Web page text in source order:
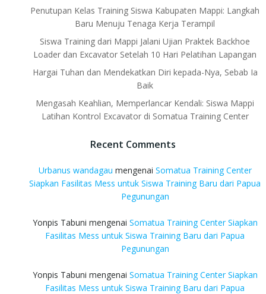
Penutupan Kelas Training Siswa Kabupaten Mappi: Langkah
Baru Menuju Tenaga Kerja Terampil
Siswa Training dari Mappi Jalani Ujian Praktek Backhoe
Loader dan Excavator Setelah 10 Hari Pelatihan Lapangan
Hargai Tuhan dan Mendekatkan Diri kepada-Nya, Sebab Ia
Baik
Mengasah Keahlian, Memperlancar Kendali: Siswa Mappi
Latihan Kontrol Excavator di Somatua Training Center
Recent Comments
Urbanus wandagau mengenai Somatua Training Center
Siapkan Fasilitas Mess untuk Siswa Training Baru dari Papua
Pegunungan
Yonpis Tabuni mengenai Somatua Training Center Siapkan
Fasilitas Mess untuk Siswa Training Baru dari Papua
Pegunungan
Yonpis Tabuni mengenai Somatua Training Center Siapkan
Fasilitas Mess untuk Siswa Training Baru dari Papua